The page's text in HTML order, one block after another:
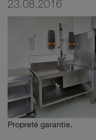
23.08.2016
Propreté garantie.